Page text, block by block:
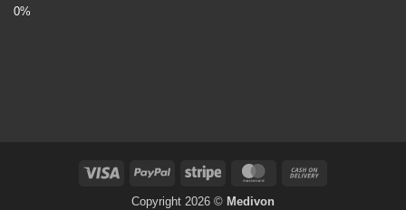
Visa PayPal Stripe MasterCard
Copyright 2026 © Medivon